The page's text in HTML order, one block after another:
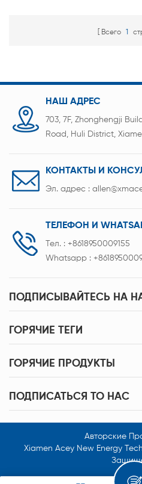
Всего 1
НАШ АДРЕС
703, 7F, Zhonghengji
Road, Huli District,
КОНТАКТЫ И
Эл. адрес :
ТЕЛЕФОН И
Тел. : +8618950009155
Whatsapp :
ПОДПИСЫВАЙТЕСЬ НА
ГОРЯЧИЕ ТЕГИ
ГОРЯЧИЕ ПРОДУКТЫ
ПОДПИСАТЬСЯ TO НАС
Авторские
Xiamen Acey New Energy